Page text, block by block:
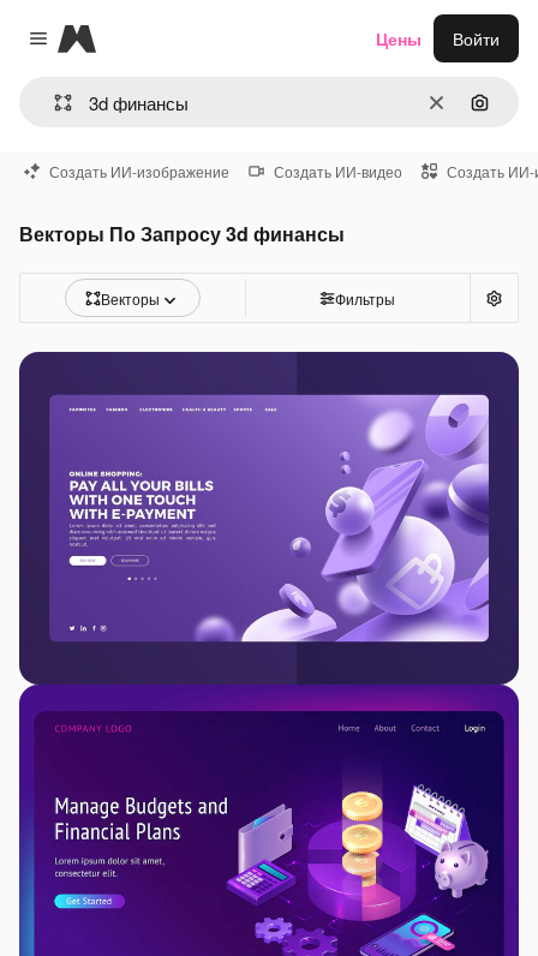
Close menu
Magnific
ОчиститьПоиск
Цены Войти
Создать ИИ-изображение Создать ИИ-видео Создать ИИ-
Векторы По Запросу 3d финансы
Векторы Фильтры